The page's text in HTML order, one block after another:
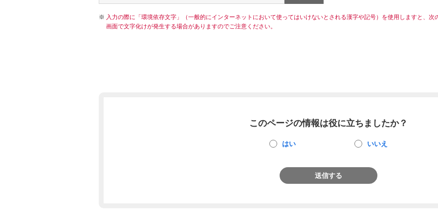
入力の際に「環境依存文字」（一般的にインターネットにおいて使ってはいけないとされる漢字や記号）を使用しますと、次
画面で文字化けが発生する場合がありますのでご注意ください。
このページの情報は役に立ちましたか？
はい いいえ
送信する